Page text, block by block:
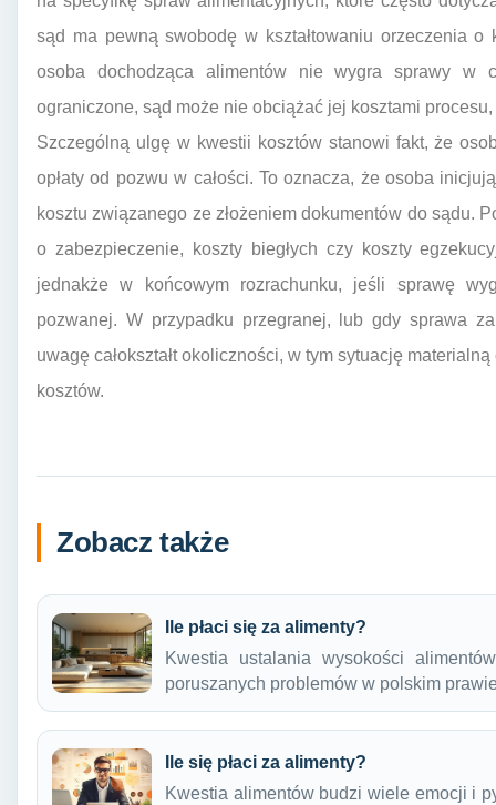
sąd ma pewną swobodę w kształtowaniu orzeczenia
osoba dochodząca alimentów nie wygra sprawy w
ograniczone, sąd może nie obciążać jej kosztami
Szczególną ulgę w kwestii kosztów stanowi fakt, że
opłaty od pozwu w całości. To oznacza, że osoba
kosztu związanego ze złożeniem dokumentów do sądu.
o zabezpieczenie, koszty biegłych czy koszty
jednakże w końcowym rozrachunku, jeśli sprawę
pozwanej. W przypadku przegranej, lub gdy sprawa
uwagę całokształt okoliczności, w tym sytuację
kosztów.
Zobacz także
Ile płaci się za alimenty?
Kwestia ustalania wysokości
poruszanych problemów w polskim
Ile się płaci za alimenty?
Kwestia alimentów budzi wiele emocji i